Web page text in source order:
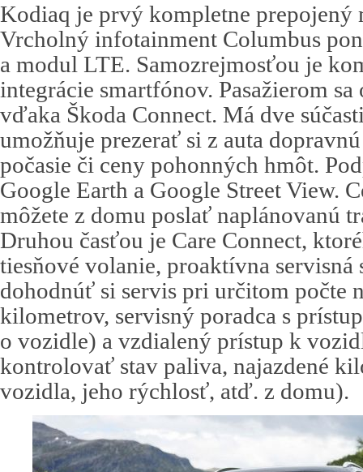
Kodiaq je prvý kompletne prepojený
Vrcholný infotainment Columbus
a modul LTE. Samozrejmosťou je
integrácie smartfónov. Pasažierom
vďaka Škoda Connect. Má dve
umožňuje prezerať si z auta
počasie či ceny pohonných hmôt.
Google Earth a Google Street View.
môžete z domu poslať naplánovanú
Druhou časťou je Care Connect,
tiesňové volanie, proaktívna servisná
dohodnúť si servis pri určitom počte
kilometrov, servisný poradca s
o vozidle) a vzdialený prístup k
kontrolovať stav paliva, najazdené
vozidla, jeho rýchlosť, atď. z domu).